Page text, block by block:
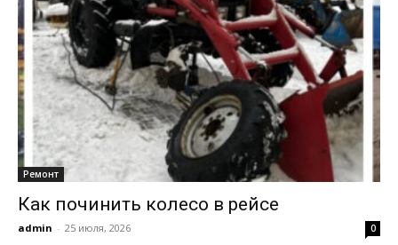
Ремонт
Как починить колесо в рейсе
admin - 25 июля, 2026 0